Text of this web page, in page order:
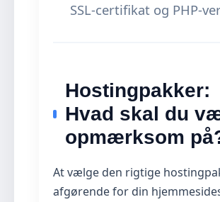
SSL-certifikat og PHP-
Hostingpakker:
Hvad skal du
opmærksom
At vælge den rigtige
afgørende for din